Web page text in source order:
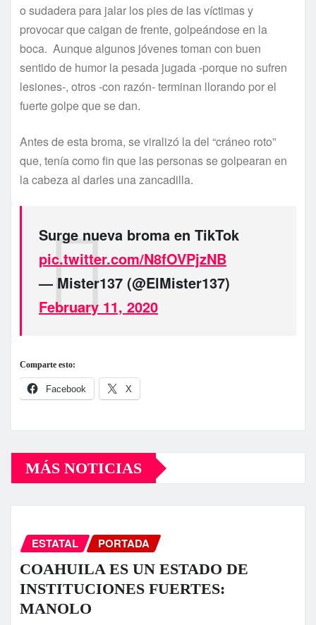
o sudadera para jalar los pies de las víctimas y
provocar que caigan de frente, golpeándose en la
boca. Aunque algunos jóvenes toman con buen
sentido de humor la pesada jugada -porque no sufren
lesiones-, otros -con razón- terminan llorando por el
fuerte golpe que se dan.
Antes de esta broma, se viralizó la del “cráneo roto”
que, tenía como fin que las personas se golpearan en
la cabeza al darles una zancadilla.
Surge nueva broma en TikTok
pic.twitter.com/N8fOVPjzNB
— Mister137 (@ElMister137)
February 11, 2020
Comparte esto:
Facebook X
MÁS NOTICIAS
ESTATAL PORTADA
COAHUILA ES UN ESTADO DE
INSTITUCIONES FUERTES:
MANOLO